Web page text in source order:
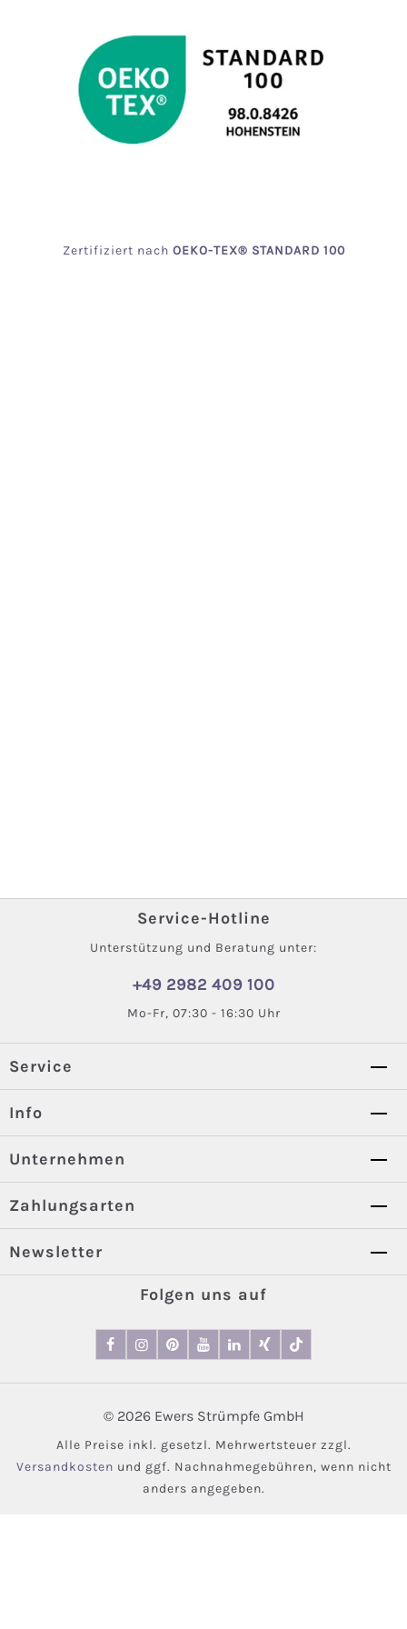
Zertifiziert nach OEKO-TEX® STANDARD 100
Service-Hotline
Unterstützung und Beratung unter:
+49 2982 409 100
Mo-Fr, 07:30 - 16:30 Uhr
Service
Info
Unternehmen
Zahlungsarten
Newsletter
Folgen uns auf
© 2026 Ewers Strümpfe GmbH
Alle Preise inkl. gesetzl. Mehrwertsteuer zzgl.
Versandkosten und ggf. Nachnahmegebühren, wenn nicht
anders angegeben.